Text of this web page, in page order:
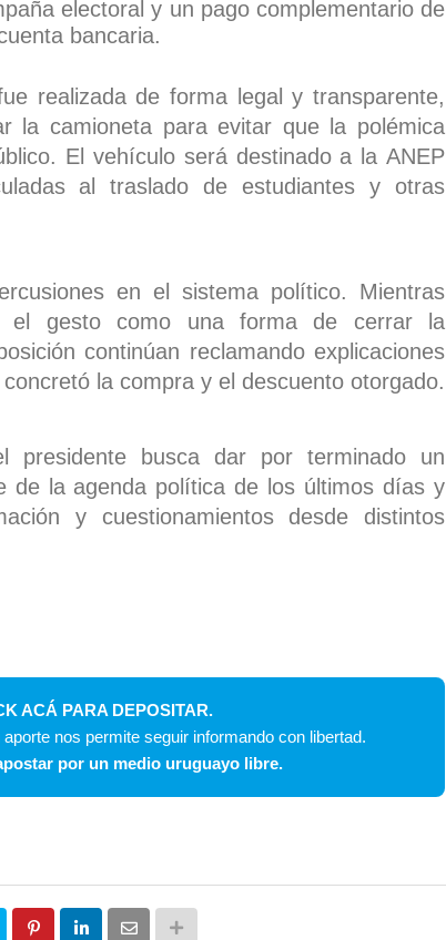
electoral y un pago complementario de
bancaria.
realizada de forma legal y transparente,
la camioneta para evitar que la polémica
El vehículo será destinado a la ANEP
al traslado de estudiantes y otras
en el sistema político. Mientras
el gesto como una forma de cerrar la
continúan reclamando explicaciones
la compra y el descuento otorgado.
presidente busca dar por terminado un
de la agenda política de los últimos días y
y cuestionamientos desde distintos
ACÁ PARA DEPOSITAR.
nos permite seguir informando con libertad.
por un medio uruguayo libre.